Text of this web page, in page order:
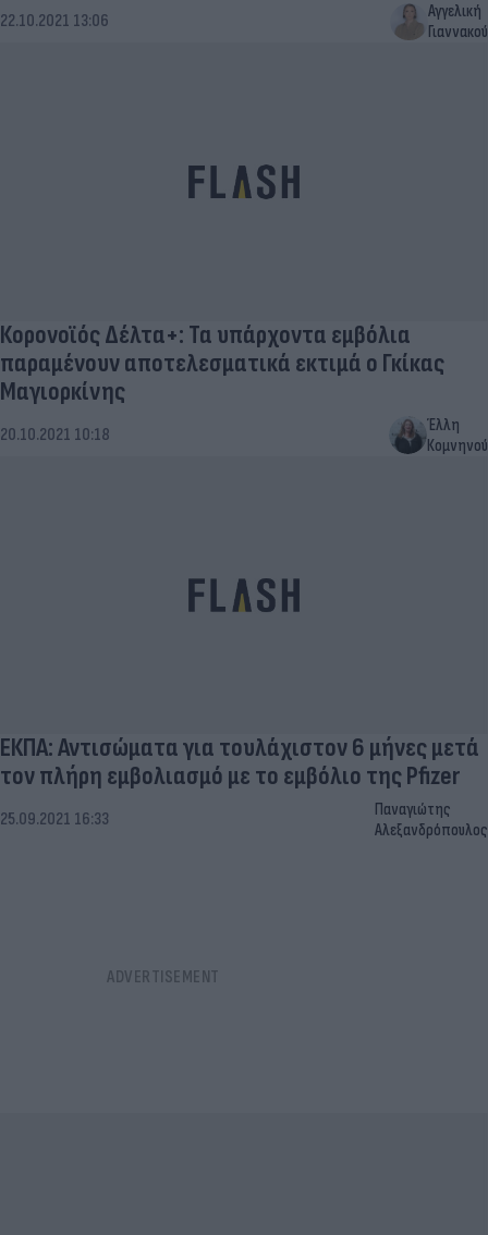
22.10.2021 13:06
Αγγελική
Γιαννακού
Κορονοϊός Δέλτα+: Τα υπάρχοντα εμβόλια
παραμένουν αποτελεσματικά εκτιμά ο Γκίκας
Μαγιορκίνης
20.10.2021 10:18
Έλλη
Κομνηνού
ΕΚΠΑ: Αντισώματα για τουλάχιστον 6 μήνες μετά
τον πλήρη εμβολιασμό με το εμβόλιο της Pfizer
25.09.2021 16:33
Παναγιώτης
Αλεξανδρόπουλος